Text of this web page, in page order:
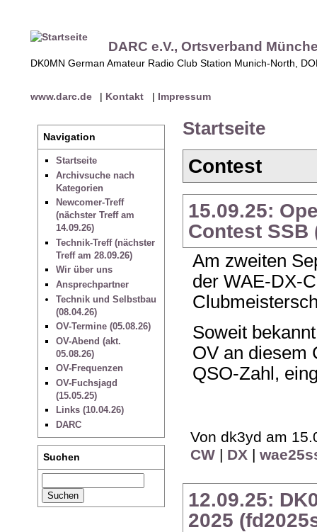
DARC e.V., Ortsverband
DK0MN German Amateur Radio Club Station Munich-North,
www.darc.de | Kontakt | Impressum
Navigation
Startseite
Archivsuche nach
Kategorien
Newcomer-Treff
(nächster Treff am
14.09.26)
Technik-Treff (nächster
Treff am 28.09.26)
Wir über uns
Ansprechpartner
Technik und Selbstbau
(08.04.26)
OV-Termine (05.08.26)
OV-Abend (akt.
05.08.26)
OV-Frequenzen
OV-Fuchsjagd
(15.05.25)
Links (10.04.26)
DARC
Suchen
Startseite
Contest
15.09.25:
Contest SSB
Am zweiten
der WAE-DX-
Soweit
OV an diesem
QSO-Zahl,
Von dk3yd am
CW | DX |
12.09.25:
2025